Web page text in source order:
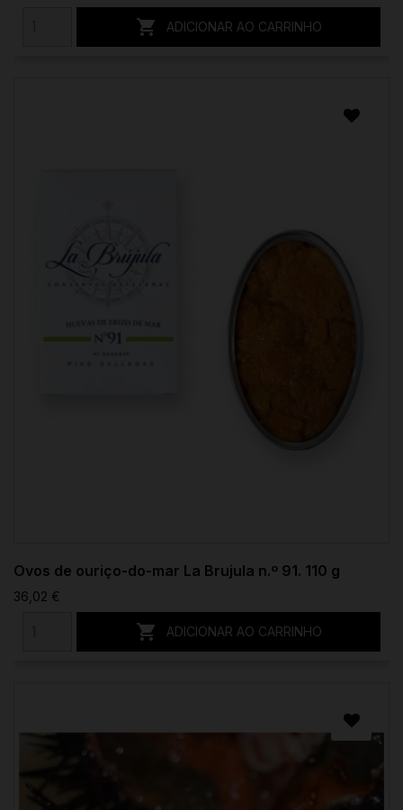
 ADICIONAR AO CARRINHO
Ovos de ouriço-do-mar La Brujula n.º 91. 110 g
36,02 €
 ADICIONAR AO CARRINHO